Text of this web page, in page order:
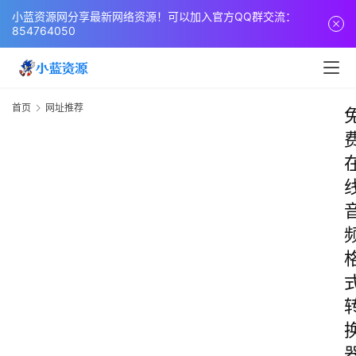
小蓝资源网分享最新网络资源！可以加入官方QQ群交流：
854764050
首页 网址推荐